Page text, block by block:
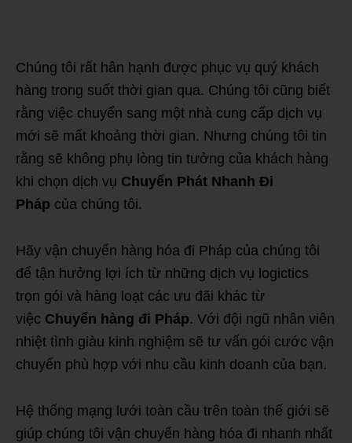
Chúng tôi rất hân hạnh được phục vụ quý khách
hàng trong suốt thời gian qua. Chúng tôi cũng biết
rằng việc chuyển sang một nhà cung cấp dịch vụ
mới sẽ mất khoảng thời gian. Nhưng chúng tôi tin
rằng sẽ không phụ lòng tin tưởng của khách hàng
khi chọn dịch vụ Chuyển Phát Nhanh Đi
Pháp của chúng tôi.
Hãy vận chuyển hàng hóa đi Pháp của chúng tôi
để tận hưởng lợi ích từ những dịch vụ logictics
trọn gói và hàng loạt các ưu đãi khác từ
việc Chuyển hàng đi Pháp. Với đội ngũ nhân viên
nhiệt tình giàu kinh nghiệm sẽ tư vấn gói cước vận
chuyển phù hợp với nhu cầu kinh doanh của bạn.
Hệ thống mạng lưới toàn cầu trên toàn thế giới sẽ
giúp chúng tôi vận chuyển hàng hóa đi nhanh nhất